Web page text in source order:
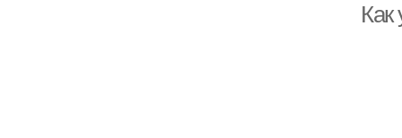
Как